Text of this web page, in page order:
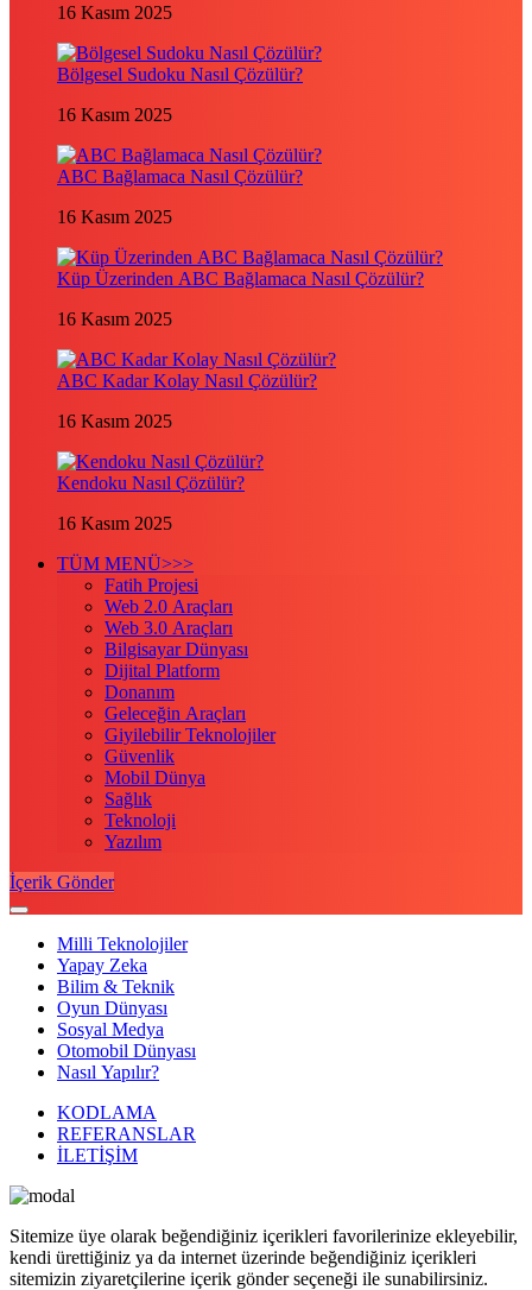
16 Kasım 2025
Bölgesel Sudoku Nasıl Çözülür?
16 Kasım 2025
ABC Bağlamaca Nasıl Çözülür?
16 Kasım 2025
Küp Üzerinden ABC Bağlamaca Nasıl Çözülür?
16 Kasım 2025
ABC Kadar Kolay Nasıl Çözülür?
16 Kasım 2025
Kendoku Nasıl Çözülür?
16 Kasım 2025
TÜM MENÜ>>>
Fatih Projesi
Web 2.0 Araçları
Web 3.0 Araçları
Bilgisayar Dünyası
Dijital Platform
Donanım
Geleceğin Araçları
Giyilebilir Teknolojiler
Güvenlik
Mobil Dünya
Sağlık
Teknoloji
Yazılım
İçerik Gönder
Milli Teknolojiler
Yapay Zeka
Bilim & Teknik
Oyun Dünyası
Sosyal Medya
Otomobil Dünyası
Nasıl Yapılır?
KODLAMA
REFERANSLAR
İLETİŞİM
Sitemize üye olarak beğendiğiniz içerikleri favorilerinize ekleyebilir,
kendi ürettiğiniz ya da internet üzerinde beğendiğiniz içerikleri
sitemizin ziyaretçilerine içerik gönder seçeneği ile sunabilirsiniz.